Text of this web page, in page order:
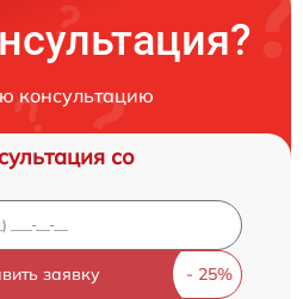
консультацию
со
заявку